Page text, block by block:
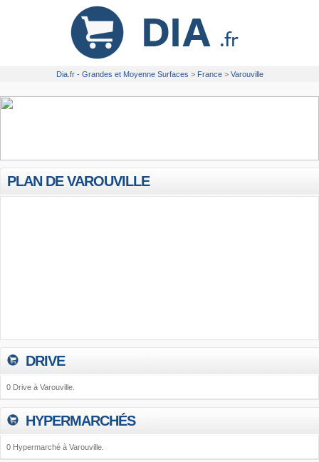
Dia.fr - Grandes et Moyenne Surfaces > France > Varouville
PLAN DE VAROUVILLE
DRIVE
0 Drive à Varouville.
HYPERMARCHÉS
0 Hypermarché à Varouville.